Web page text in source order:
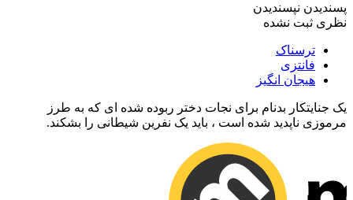
نشده
انگیز
بدنام برای نجات دختر ربوده شده ای که به طرز
شده است ، باید یک نفرین شیطانی را بشکند.